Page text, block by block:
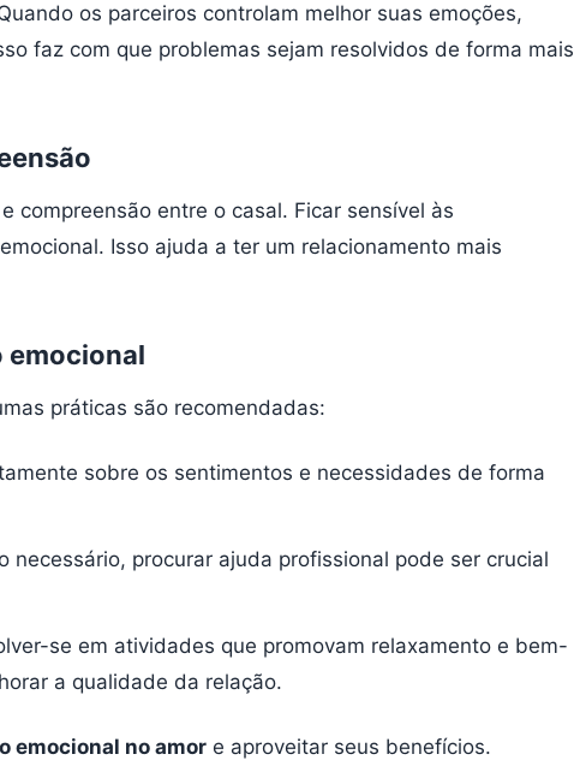
os parceiros controlam melhor suas emoções,
faz com que problemas sejam resolvidos de forma mais
compreensão entre o casal. Ficar sensível às
Isso ajuda a ter um relacionamento mais
emocional
práticas são recomendadas:
sobre os sentimentos e necessidades de forma
necessário, procurar ajuda profissional pode ser crucial
se em atividades que promovam relaxamento e bem-
a qualidade da relação.
emocional no amor e aproveitar seus benefícios.